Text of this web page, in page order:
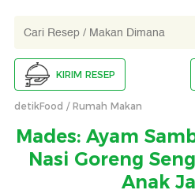
KIRIM RESEP
detikFood Rumah Makan
Mades: Ayam
Nasi Goreng
Anak